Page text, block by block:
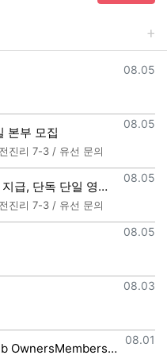
등록일
08.05
등록일
08.05
본부 모집
진리 7-3 / 유선 문의
등록일
08.05
(대우건설 시공) 역대 최대 수수료 지급, 단독 단일 영업본부 선착순 모집 (팀,팀원 개별문의 가능)
진리 7-3 / 유선 문의
등록일
08.05
등록일
08.03
등록일
08.01
반얀트리 카시아 속초 7 Days Club OwnersMembership 분양직원 모집